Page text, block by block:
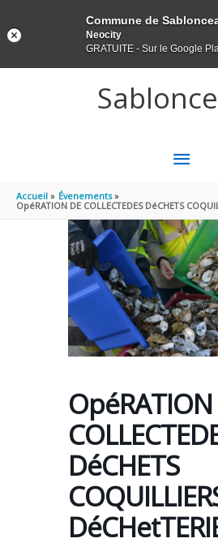
MENU
Accueil
Évenements
OpéRATION DE COLLECTEDES DéCHETS
OpéRATION
DéCHETS
Commune de
Neocity
GRATUITE - Sur le Google